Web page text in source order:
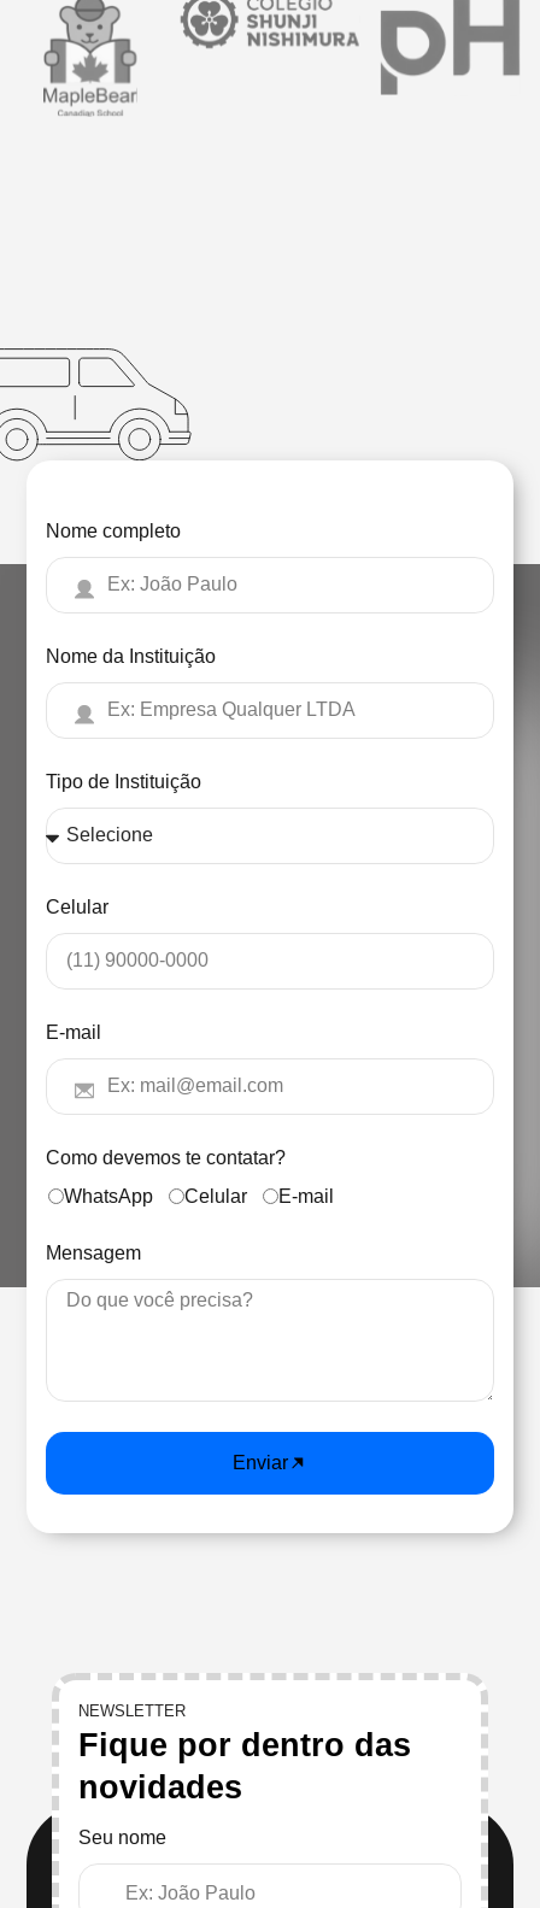
Nome completo
Nome da Instituição
Tipo de Instituição
Celular
E-mail
Como devemos te contatar?
WhatsApp
Celular E-mail
Mensagem
Enviar
NEWSLETTER
Fique por dentro das
novidades
Seu nome